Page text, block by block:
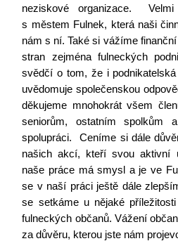
neziskové organizace.
s městem Fulnek, která naši
nám s ní. Také si vážíme
stran zejména fulneckých
svědčí o tom, že i
uvědomuje společenskou
děkujeme mnohokrát všem
seniorům, ostatním spolkům
spolupráci. Ceníme si dále
našich akcí, kteří svou aktivní
naše práce má smysl a je ve
se v naší práci ještě dále
se setkáme u nějaké
fulneckých občanů. Vážení
za důvěru, kterou jste nám